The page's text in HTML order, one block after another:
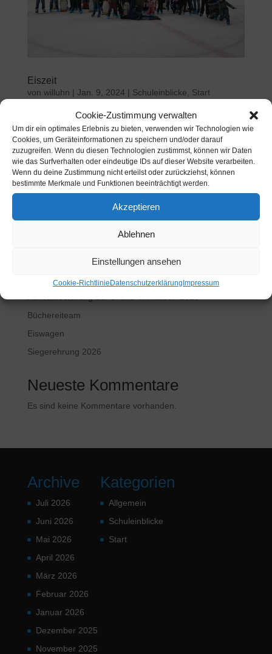
Cookie-Zustimmung verwalten
Um dir ein optimales Erlebnis zu bieten, verwenden wir Technologien wie
Cookies, um Geräteinformationen zu speichern und/oder darauf
zuzugreifen. Wenn du diesen Technologien zustimmst, können wir Daten
wie das Surfverhalten oder eindeutige IDs auf dieser Website verarbeiten.
Wenn du deine Zustimmung nicht erteilst oder zurückziehst, können
bestimmte Merkmale und Funktionen beeinträchtigt werden.
Akzeptieren
Ablehnen
Einstellungen ansehen
Cookie-Richtlinie Datenschutzerklärung Impressum
Eiszeit
von willuhn | Jan. 9, 2024 | Schuleinblicke Start
Auch in diesem Jahr haben wir wieder einen Ausflug in
die Duisburger Eishalle gemacht. Nach dem tollen Tag
im letzten Jahr, war die Vorfreude groß. Wir wurden
nicht enttäuscht! Wir hatten die ganze Eishalle ganz für
uns alleine. Und dann hat uns auch noch ein...
Suchen
Neueste Beiträge
Wir trauern um Vincent
Büchereiteam
Eiswagen
Siegerehrung 2026
Neueste Kommentare
Es sind keine Kommentare vorhanden.
Archive
Juli 2026
Juni 2026
Mai 2026
April 2026
März 2026
Februar 2026
Januar 2026
Dezember 2025
November 2025
Kategorien
Allgemein
Schuleinblicke
Start